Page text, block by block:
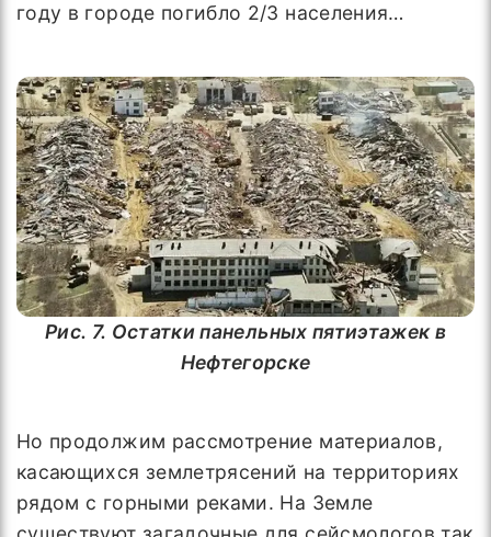
году в городе погибло 2/3 населения…
Рис. 7. Остатки панельных пятиэтажек в
Нефтегорске
Но продолжим рассмотрение материалов,
касающихся землетрясений на территориях
рядом с горными реками. На Земле